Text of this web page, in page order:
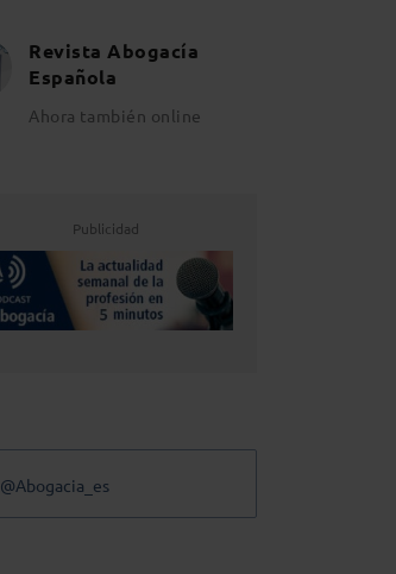
Revista Abogacía
Española
Ahora también online
Publicidad
@Abogacia_es